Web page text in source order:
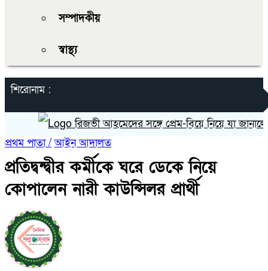
সম্পাদকীয়
স্বাস্থ্য
শিরোনাম :
রিজভী আহমেদের সঙ্গে প্রেম-বিয়ে নিয়ে যা জানালেন
প্রথম পাতা / আইন আদালত
প্রতিদ্বন্দ্বীর কর্মীকে ঘরে ডেকে নিয়ে
কোপালেন নারী কাউন্সিলর প্রার্থী